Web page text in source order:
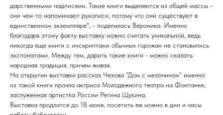
дарственными надписями. Такие книги выделяются из общей массы -
они чем-то напоминают рукописи, потому что они существуют в
единственном экземпляре", - поделилась Вероника. Именно
благодаря этому факту выставку можно считать уникальной, ведь
никогда еще книги с инскриптами обычных горожан не становились
экспонатами. Между тем, дарить такие книги - можно сказать
народная традиция, причем живая.
На открытии выставки рассказ Чехова "Дом с мезонином" именно
из такой книги прочла актриса Молодежного театра на Фонтанке,
заслуженная артистка России Регина Щукина.
Выставка продлится до 18 июня, посетить ее можно в дни и часы